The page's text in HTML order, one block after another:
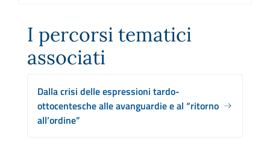
I percorsi tematici
associati
Dalla crisi delle espressioni tardo-
ottocentesche alle avanguardie e al “ritorno
all’ordine”